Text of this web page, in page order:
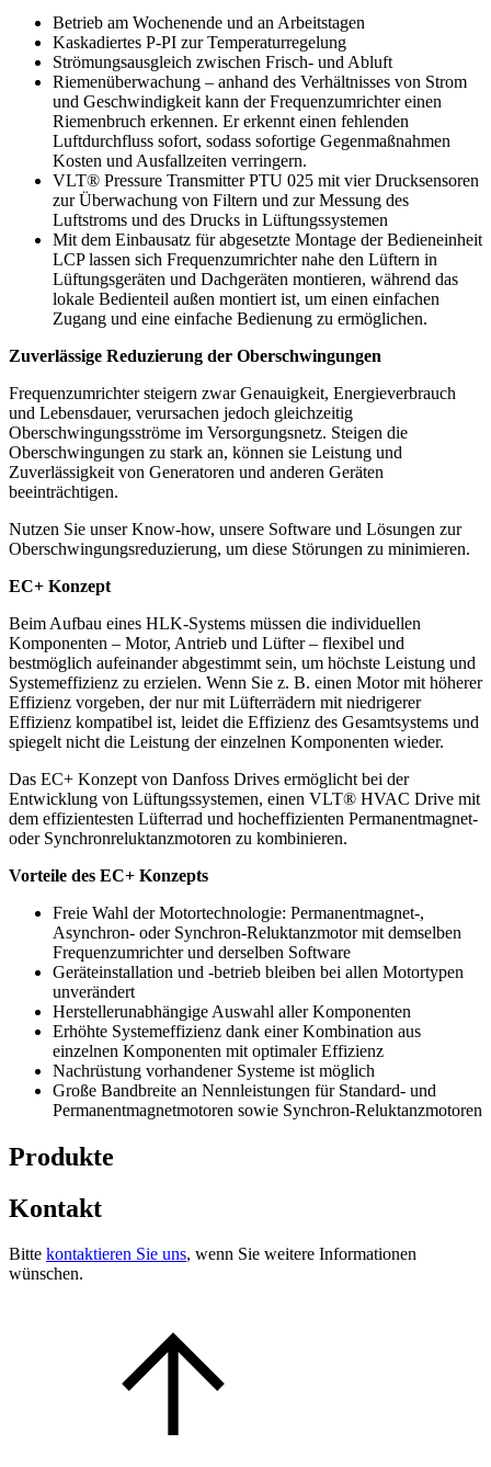
Betrieb am Wochenende und an Arbeitstagen
Kaskadiertes P-PI zur Temperaturregelung
Strömungsausgleich zwischen Frisch- und Abluft
Riemenüberwachung – anhand des Verhältnisses von Strom
und Geschwindigkeit kann der Frequenzumrichter einen
Riemenbruch erkennen. Er erkennt einen fehlenden
Luftdurchfluss sofort, sodass sofortige Gegenmaßnahmen
Kosten und Ausfallzeiten verringern.
VLT® Pressure Transmitter PTU 025 mit vier Drucksensoren
zur Überwachung von Filtern und zur Messung des
Luftstroms und des Drucks in Lüftungssystemen
Mit dem Einbausatz für abgesetzte Montage der Bedieneinheit
LCP lassen sich Frequenzumrichter nahe den Lüftern in
Lüftungsgeräten und Dachgeräten montieren, während das
lokale Bedienteil außen montiert ist, um einen einfachen
Zugang und eine einfache Bedienung zu ermöglichen.
Zuverlässige Reduzierung der Oberschwingungen
Frequenzumrichter steigern zwar Genauigkeit, Energieverbrauch
und Lebensdauer, verursachen jedoch gleichzeitig
Oberschwingungsströme im Versorgungsnetz. Steigen die
Oberschwingungen zu stark an, können sie Leistung und
Zuverlässigkeit von Generatoren und anderen Geräten
beeinträchtigen.
Nutzen Sie unser Know-how, unsere Software und Lösungen zur
Oberschwingungsreduzierung, um diese Störungen zu minimieren.
EC+ Konzept
Beim Aufbau eines HLK-Systems müssen die individuellen
Komponenten – Motor, Antrieb und Lüfter – flexibel und
bestmöglich aufeinander abgestimmt sein, um höchste Leistung und
Systemeffizienz zu erzielen. Wenn Sie z. B. einen Motor mit höherer
Effizienz vorgeben, der nur mit Lüfterrädern mit niedrigerer
Effizienz kompatibel ist, leidet die Effizienz des Gesamtsystems und
spiegelt nicht die Leistung der einzelnen Komponenten wieder.
Das EC+ Konzept von Danfoss Drives ermöglicht bei der
Entwicklung von Lüftungssystemen, einen VLT® HVAC Drive mit
dem effizientesten Lüfterrad und hocheffizienten Permanentmagnet-
oder Synchronreluktanzmotoren zu kombinieren.
Vorteile des EC+ Konzepts
Freie Wahl der Motortechnologie: Permanentmagnet-,
Asynchron- oder Synchron-Reluktanzmotor mit demselben
Frequenzumrichter und derselben Software
Geräteinstallation und -betrieb bleiben bei allen Motortypen
unverändert
Herstellerunabhängige Auswahl aller Komponenten
Erhöhte Systemeffizienz dank einer Kombination aus
einzelnen Komponenten mit optimaler Effizienz
Nachrüstung vorhandener Systeme ist möglich
Große Bandbreite an Nennleistungen für Standard- und
Permanentmagnetmotoren sowie Synchron-Reluktanzmotoren
Produkte
Kontakt
Bitte kontaktieren Sie uns, wenn Sie weitere Informationen
wünschen.